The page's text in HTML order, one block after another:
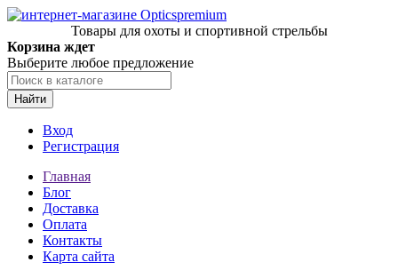
Товары для охоты и спортивной стрельбы
Корзина ждет
Выберите любое предложение
Найти
Вход
Регистрация
Главная
Блог
Доставка
Оплата
Контакты
Карта сайта